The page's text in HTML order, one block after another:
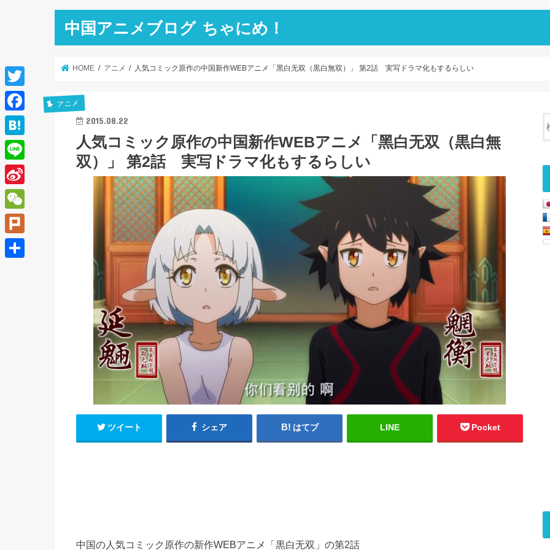
中国アニメブログ ちゃにめ！
HOME アニメ 人気コミック原作の中国新作WEBアニメ「黑白无双（黒白無双）」 第2話 実写ドラマ化もするらしい
アニメ
2015.08.22
人気コミック原作の中国新作WEBアニメ「黑白无双（黒白無
双）」 第2話 実写ドラマ化もするらしい
ツイート シェア はてブ LINE Pocket
中国の人気コミック原作の新作WEBアニメ「黒白无双」の第2話
T
w
i
t
e
r
F
a
c
e
b
o
o
k
H
a
t
e
a
L
i
n
e
S
i
n
a
W
e
C
P